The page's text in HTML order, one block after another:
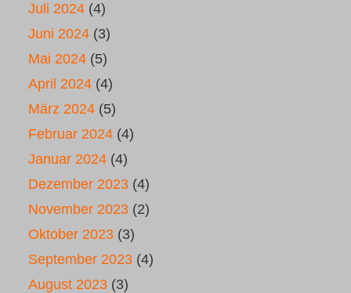
Juli 2024 (4)
Juni 2024 (3)
Mai 2024 (5)
April 2024 (4)
März 2024 (5)
Februar 2024 (4)
Januar 2024 (4)
Dezember 2023 (4)
November 2023 (2)
Oktober 2023 (3)
September 2023 (4)
August 2023 (3)